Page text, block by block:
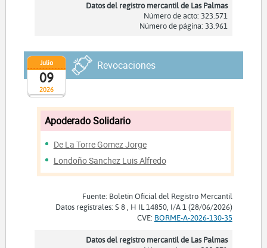
Datos del registro mercantil de Las Palmas
Número de acto: 323.571
Número de página: 33.961
2026
Julio
09
Revocaciones
Apoderado Solidario
De La Torre Gomez Jorge
Londoño Sanchez Luis Alfredo
Fuente: Boletín Oficial del Registro Mercantil
Datos registrales: S 8 , H IL 14850, I/A 1 (28/06/2026)
CVE: BORME-A-2026-130-35
Datos del registro mercantil de Las Palmas